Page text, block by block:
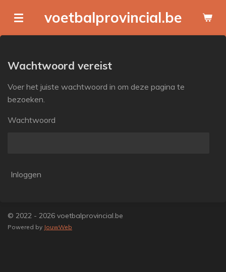
direct
naar
hoofdinhoud
voetbalprovincial.be
Wachtwoord vereist
Voer het juiste wachtwoord in om deze pagina te
bezoeken.
Wachtwoord
Inloggen
© 2022 - 2026 voetbalprovincial.be
Powered by JouwWeb